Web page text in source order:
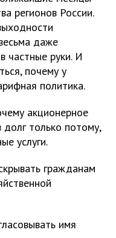
регионов России.
даже
частные руки. И
почему у
политика.
акционерное
только потому,
услуги.
гражданам
имя